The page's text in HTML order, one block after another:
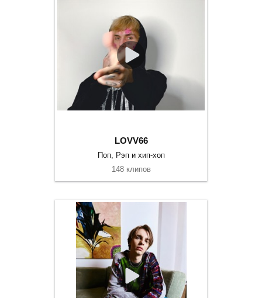
LOVV66
Поп, Рэп и хип-хоп
148 клипов